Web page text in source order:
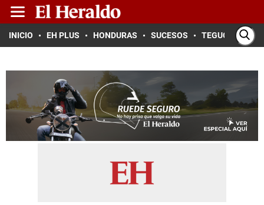
INICIO EH PLUS HONDURAS SUCESOS TEGUCIGALPA